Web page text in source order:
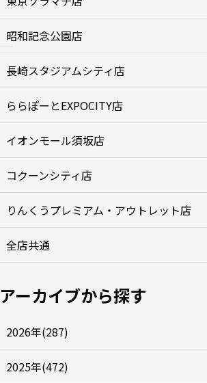
昭和記念公園店
長崎スタジアムシティ店
ららぽーとEXPOCITY店
イオンモール須坂店
コクーンシティ店
りんくうプレミアム・アウトレット店
全店共通
アーカイブから探す
2026年(287)
2025年(472)